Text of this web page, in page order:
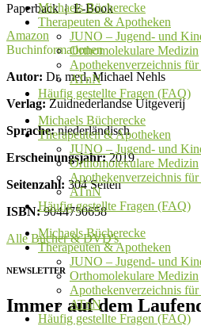
Michaels Bücherecke
Therapeuten & Apotheken
JUNO – Jugend- und
Orthomolekulare Medizin
Apothekenverzeichnis
ATnN
Häufig gestellte Fragen (FAQ)
Michaels Bücherecke
Therapeuten & Apotheken
JUNO – Jugend- und
Orthomolekulare Medizin
Apothekenverzeichnis
ATnN
Häufig gestellte Fragen (FAQ)
Michaels Bücherecke
Therapeuten & Apotheken
JUNO – Jugend- und
Orthomolekulare Medizin
Apothekenverzeichnis
ATnN
Häufig gestellte Fragen (FAQ)
Paperback | E-Book
Amazon
Buchinformationen
Autor: Dr. med. Michael Nehls
Verlag:Zuidnederlandse Uitgeverij
Sprache:niederländisch
Erscheinungsjahr:2019
Seitenzahl: 304 Seiten
ISBN:9044750658
Alle Bücher & DVD's
NEWSLETTER
Immer auf dem